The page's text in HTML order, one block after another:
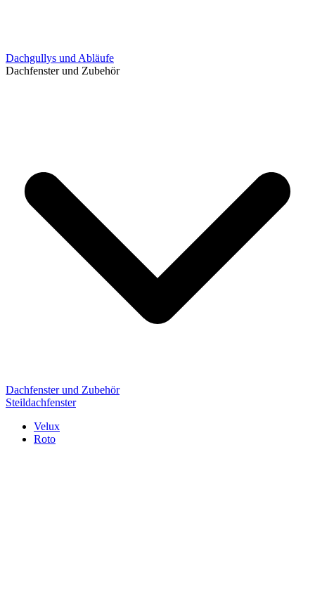
Dachgullys und Abläufe
Dachfenster und Zubehör
Dachfenster und Zubehör
Steildachfenster
Velux
Roto